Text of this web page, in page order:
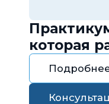
которая